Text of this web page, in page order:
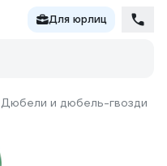
Для юрлиц
Дюбели и дюбель-гвозди